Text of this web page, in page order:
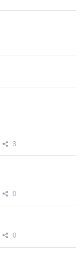
3
0
0